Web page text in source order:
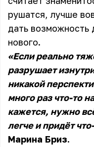
рушатся, лучше
дать возможность
нового.
«Если реально
разрушает
никакой
много раз что-то
кажется, нужно
легче и придёт
Марина Бриз.